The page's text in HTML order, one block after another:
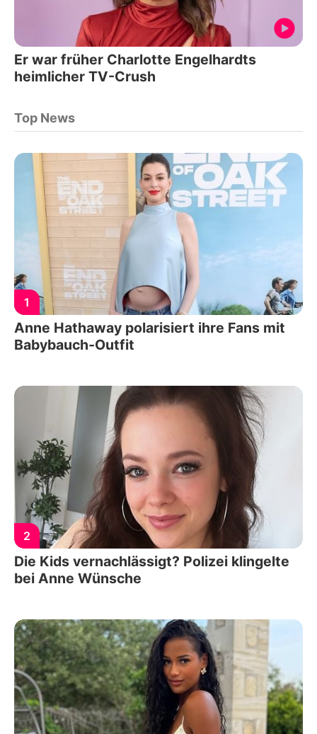
Er war früher Charlotte Engelhardts
heimlicher TV-Crush
Top News
1
Anne Hathaway polarisiert ihre Fans mit
Babybauch-Outfit
2
Die Kids vernachlässigt? Polizei klingelte
bei Anne Wünsche